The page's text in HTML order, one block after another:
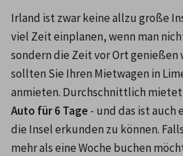
Irland ist zwar keine allzu große
viel Zeit einplanen, wenn man
sondern die Zeit vor Ort genießen
sollten Sie Ihren Mietwagen in
anmieten. Durchschnittlich mietet
Auto für 6 Tage - und das ist
die Insel erkunden zu können.
mehr als eine Woche buchen